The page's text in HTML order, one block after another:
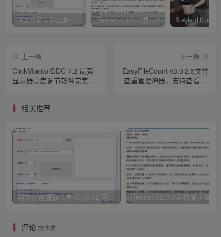
网文小说提取工具v2.10.02 可以自动下载小说 从此不再花钱看小说 Reader v2.0.0.4 极简小说阅读器支持导入在线及离线书源
上一篇
ClickMonitorDDC 7.2 最强
显示器亮度调节软件完美汉
下一篇
EasyFileCount v3.0.2.5文件
查重管理神器，支持查看大/
相关推荐
网文小说提取工具v2.10.02 可以自动下载小说 从此不再花钱看小说
评论 抢沙发